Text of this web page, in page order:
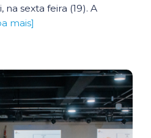
sexta feira (19). A
mais]